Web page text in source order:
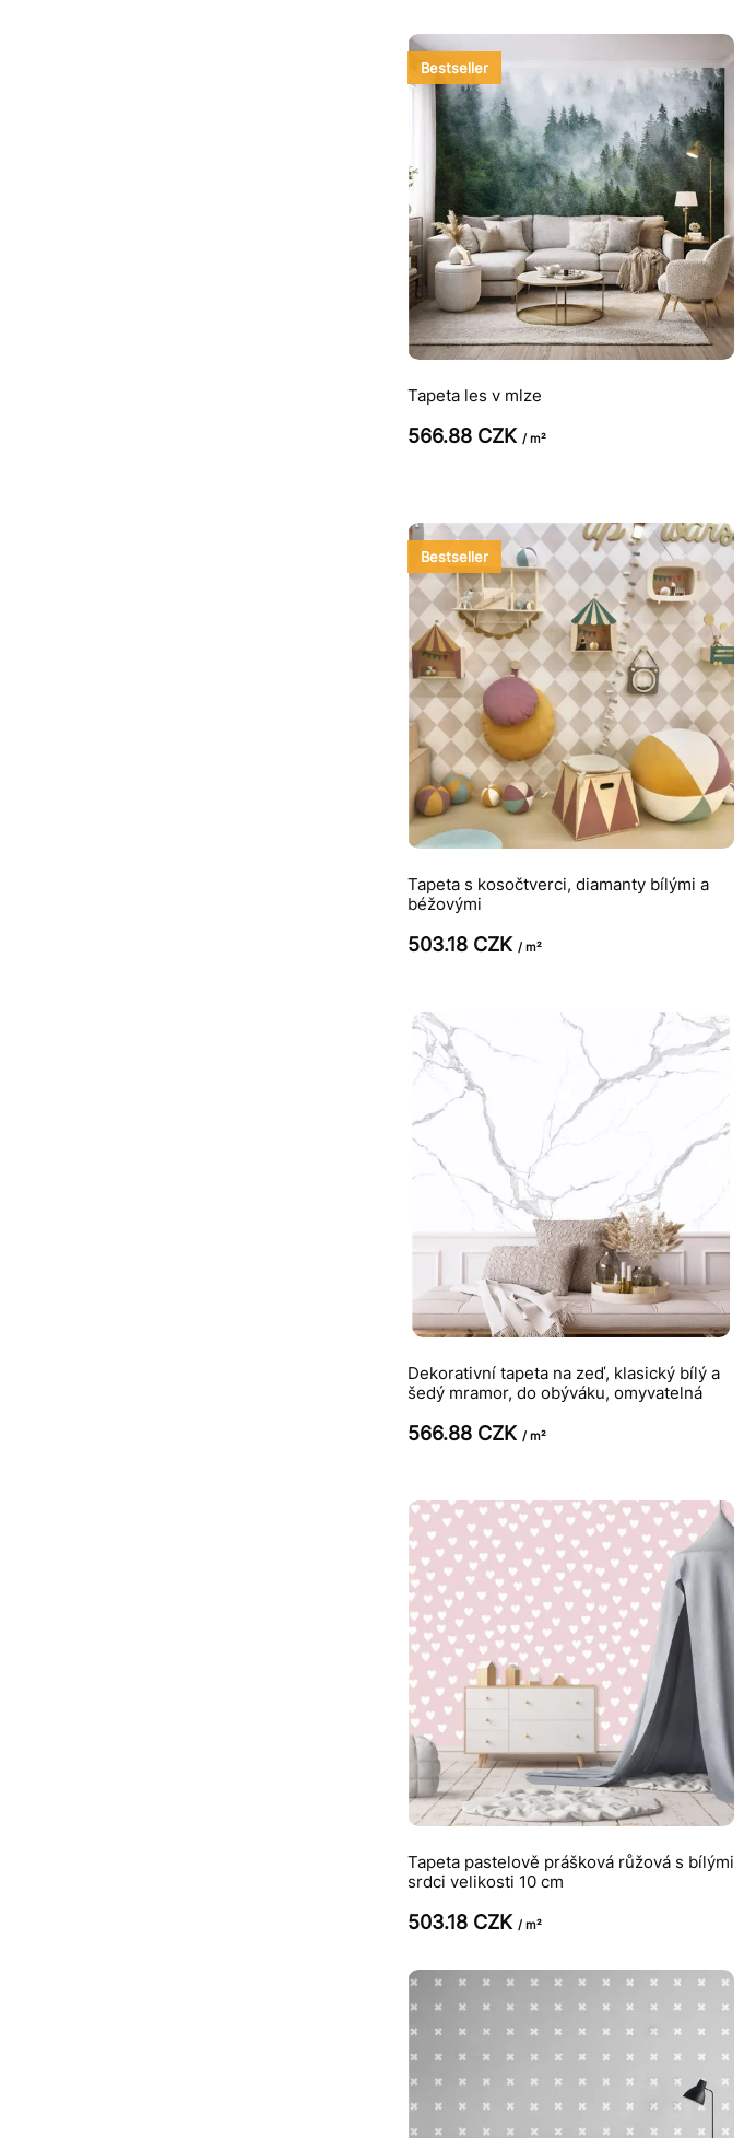
Bestseller
Tapeta les v mlze
566.88 CZK / m²
Bestseller
Tapeta s kosočtverci, diamanty bílými a
béžovými
503.18 CZK / m²
Dekorativní tapeta na zeď, klasický bílý a
šedý mramor, do obýváku, omyvatelná
566.88 CZK / m²
Tapeta pastelově prášková růžová s bílými
srdci velikosti 10 cm
503.18 CZK / m²